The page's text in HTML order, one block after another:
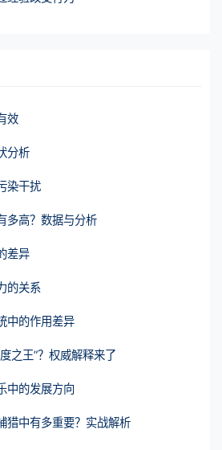
效
分析
染干扰
多高？数据与分析
差异
的关系
中的作用差异
之王”？权威解释来了
中的发展方向
猎中有多重要？实战解析